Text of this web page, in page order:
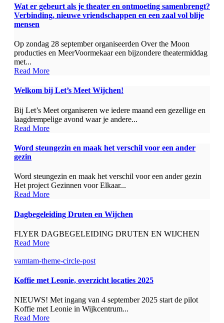
Wat er gebeurt als je theater en ontmoeting samenbrengt?
Verbinding, nieuwe vriendschappen en een zaal vol blije
mensen
Op zondag 28 september organiseerden Over the Moon
producties en MeerVoormekaar een bijzondere theatermiddag
met...
Read More
Welkom bij Let’s Meet Wijchen!
Bij Let’s Meet organiseren we iedere maand een gezellige en
laagdrempelige avond waar je andere...
Read More
Word steungezin en maak het verschil voor een ander
gezin
Word steungezin en maak het verschil voor een ander gezin
Het project Gezinnen voor Elkaar...
Read More
Dagbegeleiding Druten en Wijchen
FLYER DAGBEGELEIDING DRUTEN EN WIJCHEN
Read More
vamtam-theme-circle-post
Koffie met Leonie, overzicht locaties 2025
NIEUWS! Met ingang van 4 september 2025 start de pilot
Koffie met Leonie in Wijkcentrum...
Read More